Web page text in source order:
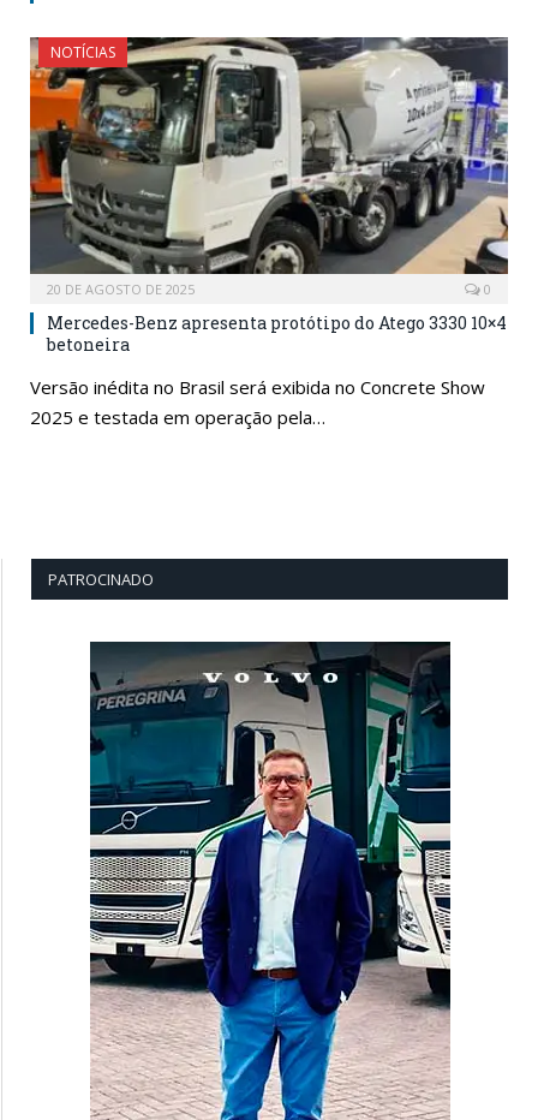
NOTÍCIAS
20 DE AGOSTO DE 2025 0
Mercedes-Benz apresenta protótipo do Atego 3330 10×4
betoneira
Versão inédita no Brasil será exibida no Concrete Show
2025 e testada em operação pela…
PATROCINADO